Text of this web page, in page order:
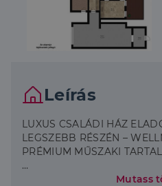
Leírás
LUXUS CSALÁDI HÁZ
LEGSZEBB RÉSZÉN –
PRÉMIUM MŰSZAKI
Eladásra kínálunk Mutass